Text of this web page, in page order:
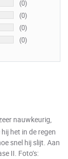
(0)
(0)
(0)
(0)
nauwkeurig,
het in de regen
snel hij slijt. Aan
II. Foto’s: